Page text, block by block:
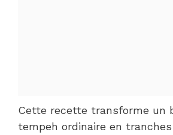
Cette recette transforme un
tempeh ordinaire en